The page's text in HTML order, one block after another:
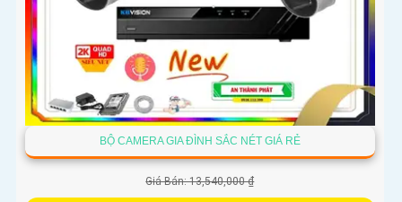
BỘ CAMERA GIA ĐÌNH SẮC NÉT GIÁ RẺ
Giá Bán: 13,540,000 ₫